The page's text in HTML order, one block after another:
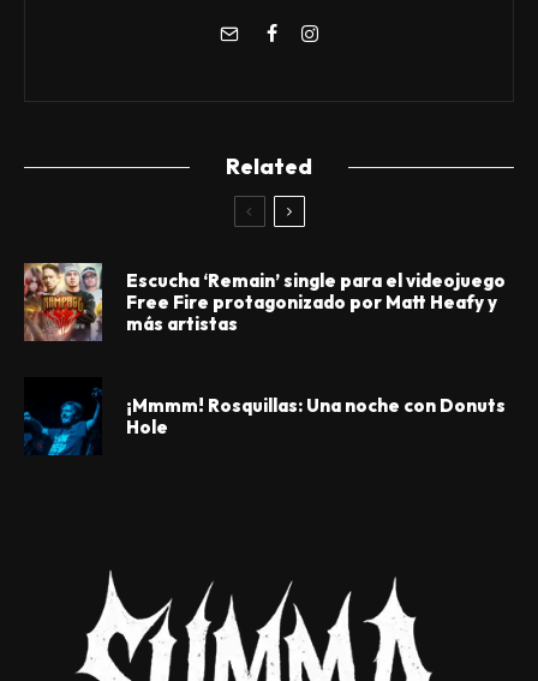
Related
Escucha ‘Remain’ single para el videojuego
Free Fire protagonizado por Matt Heafy y
más artistas
¡Mmmm! Rosquillas: Una noche con Donuts
Hole